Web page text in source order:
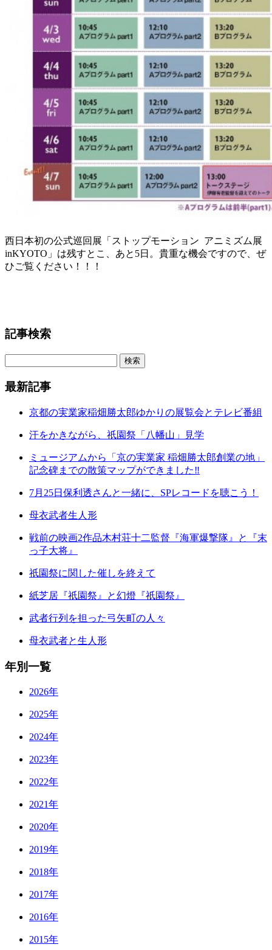
西日本初の公式巡回展「ストップモーション アニミズム展
inKYOTO」は残すとこ、あと5日。貴重な機会ですので、ぜ
ひご覧ください！！！
記事検索
最新記事
京都の実業家稲畑勝太郎ゆかりの展覧会とテレビ番組
汗をかきながら、祇園祭「八幡山」見学
ミュージアムから「京の実業家 稲畑勝太郎創業の地」
記念碑までの散策マップができました‼
7月25日保利透さんと一緒に、SPレコードを聴こう！
母衣武者生人形
戦前の映画2作品木村荘十二監督『海軍爆撃隊』と『末
っ子大将』
祇園祭に関した催しを終えて
紙芝居『祇園祭』と幻燈『祇園祭』
武者行列を担った弓矢町の人々
母衣武者と生人形
年別一覧
2026年
2025年
2024年
2023年
2022年
2021年
2020年
2019年
2018年
2017年
2016年
2015年